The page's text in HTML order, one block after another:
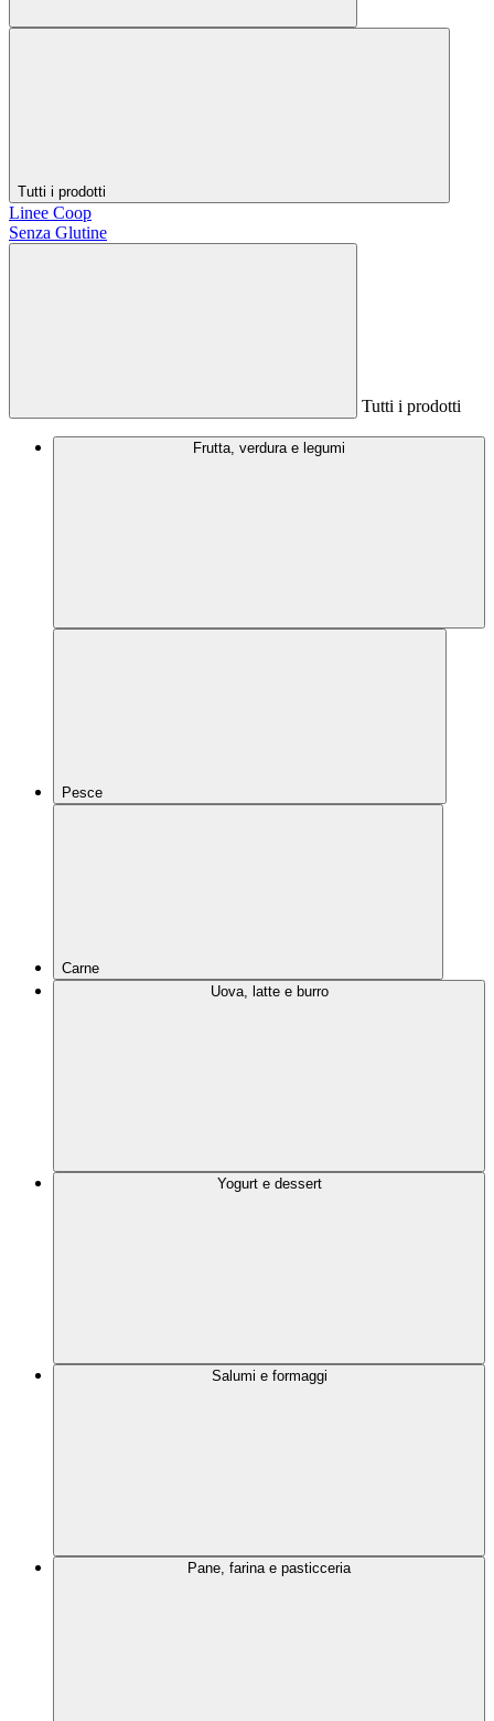
Tutti i prodotti
Linee Coop
Senza Glutine
Tutti i prodotti
Frutta, verdura e legumi
Pesce
Carne
Uova, latte e burro
Yogurt e dessert
Salumi e formaggi
Pane, farina e pasticceria